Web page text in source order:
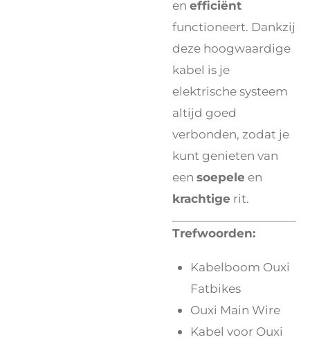
en efficiënt
functioneert. Dankzij
deze hoogwaardige
kabel is je
elektrische systeem
altijd goed
verbonden, zodat je
kunt genieten van
een soepele en
krachtige rit.
Trefwoorden:
Kabelboom Ouxi
Fatbikes
Ouxi Main Wire
Kabel voor Ouxi